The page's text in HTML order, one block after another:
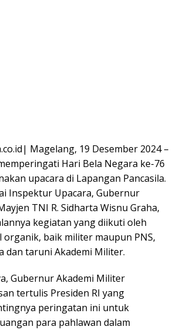
Magelang, 19 Desember 2024 –
Hari Bela Negara ke-76
upacara di Lapangan Pancasila.
Inspektur Upacara, Gubernur
TNI R. Sidharta Wisnu Graha,
kegiatan yang diikuti oleh
baik militer maupun PNS,
dan taruni Akademi Militer.
Gubernur Akademi Militer
tertulis Presiden RI yang
peringatan ini untuk
para pahlawan dalam